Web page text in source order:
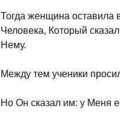
Тогда женщина оставила
Человека, Который
Нему.
Между тем ученики
Но Он сказал им: у Меня